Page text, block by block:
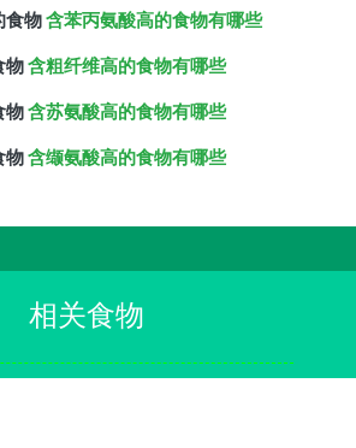
食物含苯丙氨酸高的食物有哪些
物含粗纤维高的食物有哪些
物含苏氨酸高的食物有哪些
物含缬氨酸高的食物有哪些
相关食物